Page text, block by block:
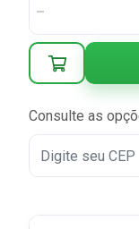
Consulte as